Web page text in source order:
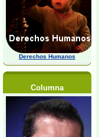
Derechos Humanos
Columna